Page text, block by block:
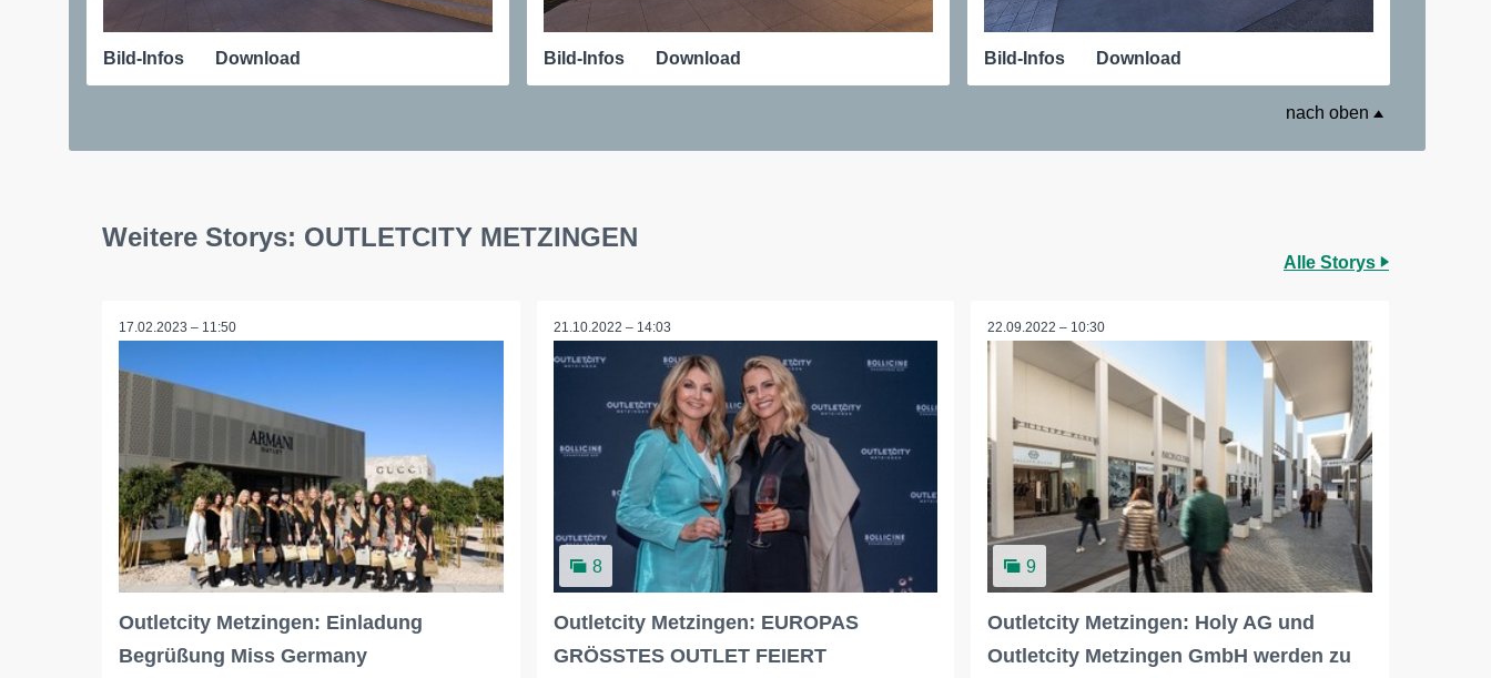
Bild-Infos Download Bild-Infos Download Bild-Infos Download
nach oben
Weitere Storys: OUTLETCITY METZINGEN
Alle Storys
17.02.2023 – 11:50
Outletcity Metzingen: Einladung
Begrüßung Miss Germany
21.10.2022 – 14:03
8
Outletcity Metzingen: EUROPAS
GRÖSSTES OUTLET FEIERT
22.09.2022 – 10:30
9
Outletcity Metzingen: Holy AG und
Outletcity Metzingen GmbH werden zu